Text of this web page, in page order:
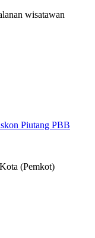
wisatawan
Piutang PBB
(Pemkot)